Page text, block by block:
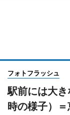
フォトフラッシュ
駅前には大
時の様子）